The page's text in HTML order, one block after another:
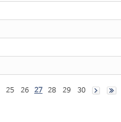
25 26 27 28 29 30